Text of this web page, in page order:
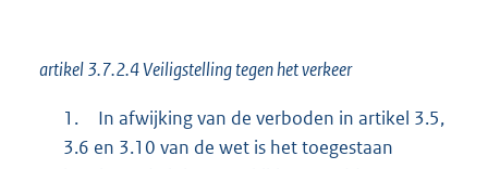
artikel 3.7.2.4 Veiligstelling tegen het verkeer
1.
In afwijking van de verboden in artikel 3.5,
3.6 en 3.10 van de wet is het toegestaan